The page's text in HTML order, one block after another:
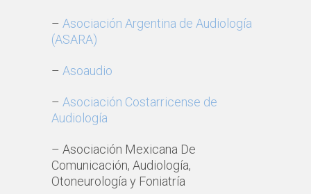
– Asociación Argentina de Audiología
(ASARA)
– Asoaudio
– Asociación Costarricense de
Audiología
– Asociación Mexicana De
Comunicación, Audiología,
Otoneurología y Foniatría